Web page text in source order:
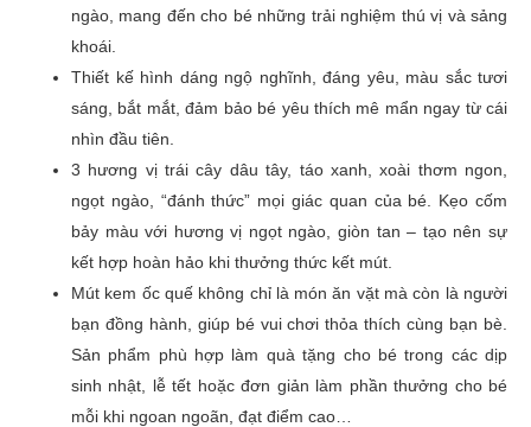
ngào, mang đến cho bé những trải nghiệm thú vị và sảng
khoái.
Thiết kế hình dáng ngộ nghĩnh, đáng yêu, màu sắc tươi
sáng, bắt mắt, đảm bảo bé yêu thích mê mẩn ngay từ cái
nhìn đầu tiên.
3 hương vị trái cây dâu tây, táo xanh, xoài thơm ngon,
ngọt ngào, “đánh thức” mọi giác quan của bé. Kẹo cốm
bảy màu với hương vị ngọt ngào, giòn tan – tạo nên sự
kết hợp hoàn hảo khi thưởng thức kết mút.
Mút kem ốc quế không chỉ là món ăn vặt mà còn là người
bạn đồng hành, giúp bé vui chơi thỏa thích cùng bạn bè.
Sản phẩm phù hợp làm quà tặng cho bé trong các dịp
sinh nhật, lễ tết hoặc đơn giản làm phần thưởng cho bé
mỗi khi ngoan ngoãn, đạt điểm cao…
Đánh giá của bạn*